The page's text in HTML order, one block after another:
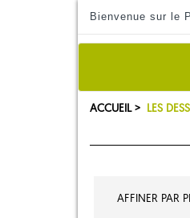
Bienvenue sur le
ACCUEIL > LES
AFFINER PAR